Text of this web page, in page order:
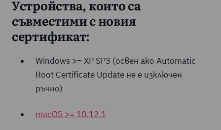
Устройства, които са
съвместими с новия
сертификат:
Windows >= XP SP3 (освен ако Automatic
Root Certificate Update не е изключен
ръчно)
macOS >= 10.12.1